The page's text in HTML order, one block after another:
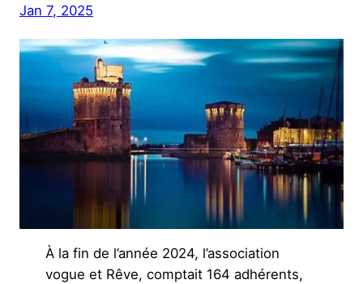
Jan 7, 2025
À la fin de l’année 2024, l’association
vogue et Rêve, comptait 164 adhérents,